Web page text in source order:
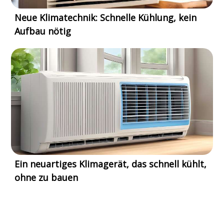
Neue Klimatechnik: Schnelle Kühlung, kein
Aufbau nötig
Ein neuartiges Klimagerät, das schnell kühlt,
ohne zu bauen